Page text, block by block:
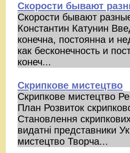
Скорости бывают
Скорости бывают
Константин Катунин
конечна, постоянна и
как бесконечность и
конеч...
Скрипкове мистецтво
Скрипкове мистецтво
План Розвиток
Становлення
видатні представники
мистецтво Творча...